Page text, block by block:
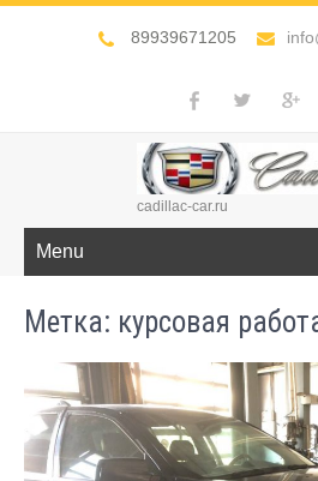
89939671205
cadillac-car.ru
Menu
Метка: курсовая